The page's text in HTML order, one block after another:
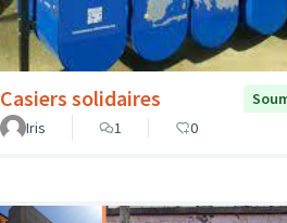
Casiers solidaires
Iris
1 0